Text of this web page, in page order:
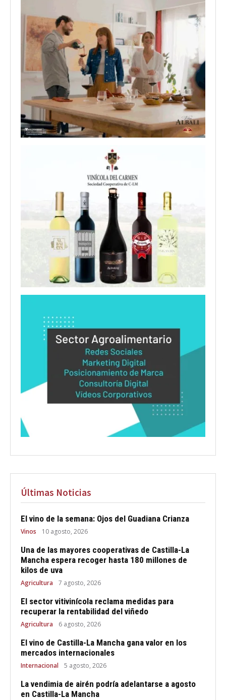
Últimas Noticias
El vino de la semana: Ojos del Guadiana Crianza
Vinos 10 agosto, 2026
Una de las mayores cooperativas de Castilla-La
Mancha espera recoger hasta 180 millones de
kilos de uva
Agricultura 7 agosto, 2026
El sector vitivinícola reclama medidas para
recuperar la rentabilidad del viñedo
Agricultura 6 agosto, 2026
El vino de Castilla-La Mancha gana valor en los
mercados internacionales
Internacional 5 agosto, 2026
La vendimia de airén podría adelantarse a agosto
en Castilla-La Mancha